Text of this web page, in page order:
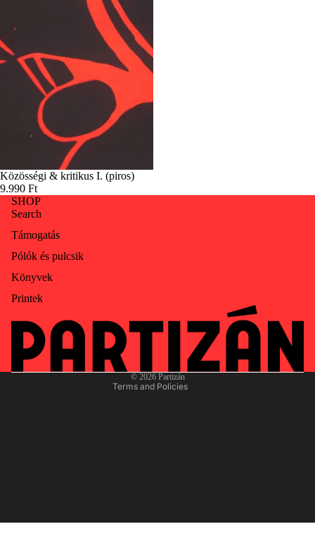
Közösségi & kritikus I. (piros)
9.990 Ft
SHOP
Search
Támogatás
Pólók és pulcsik
Könyvek
Printek
© 2026 Partizán
Terms and Policies
Privacy policy
Refund policy
Shipping policy
Legal notice